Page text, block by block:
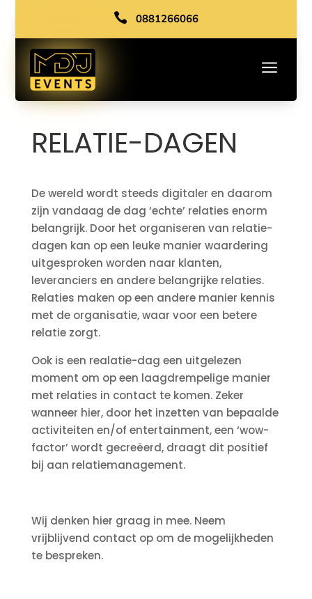
 0881266066
a
RELATIE-DAGEN
De wereld wordt steeds digitaler en daarom
zijn vandaag de dag ‘echte’ relaties enorm
belangrijk. Door het organiseren van relatie-
dagen kan op een leuke manier waardering
uitgesproken worden naar klanten,
leveranciers en andere belangrijke relaties.
Relaties maken op een andere manier kennis
met de organisatie, waar voor een betere
relatie zorgt.
Ook is een realatie-dag een uitgelezen
moment om op een laagdrempelige manier
met relaties in contact te komen. Zeker
wanneer hier, door het inzetten van bepaalde
activiteiten en/of entertainment, een ‘wow-
factor’ wordt gecreëerd, draagt dit positief
bij aan relatiemanagement.
Wij denken hier graag in mee. Neem
vrijblijvend contact op om de mogelijkheden
te bespreken.